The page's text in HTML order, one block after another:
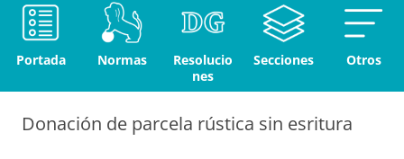
Portada Normas
Resolucio
nes
Secciones Otros
Donación de parcela rústica sin esritura